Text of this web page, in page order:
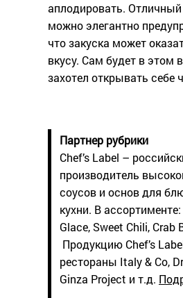
аплодировать.
можно элегантно
что закуска может
вкусу. Сам будет в этом
захотел открывать себе
Партнер рубрики
Chef’s Label –
производитель
соусов и основ для
кухни. В
Glace, Sweet Chili, Crab
Продукцию Chef’s
рестораны Italy & Co,
Ginza Project и т.д.